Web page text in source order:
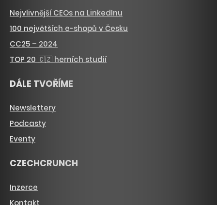
Nejvlivnější CEOs na LinkedInu
100 největších e-shopů v Česku
CC25 – 2024
TOP 20 🇨🇿 herních studií
DÁLE TVOŘÍME
Newslettery
Podcasty
Eventy
CZECHCRUNCH
Inzerce
Kontakt